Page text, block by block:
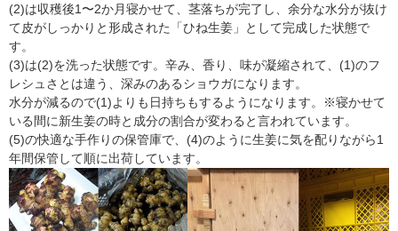
(2)は収穫後1〜2か月寝かせて、茎落ちが完了し、余分な水分が抜け
て皮がしっかりと形成された「ひね生姜」として完成した状態で
す。
(3)は(2)を洗った状態です。辛み、香り、味が凝縮されて、(1)のフ
レシュさとは違う、深みのあるショウガになります。
水分が減るので(1)よりも日持ちもするようになります。※寝かせて
いる間に新生姜の時と成分の割合が変わると言われています。
(5)の快適な手作りの保管庫で、(4)のように生姜に気を配りながら1
年間保管して順に出荷しています。